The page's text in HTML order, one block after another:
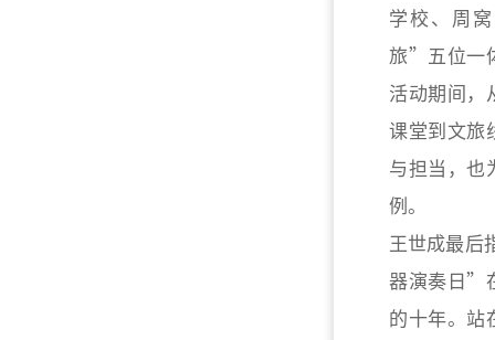
学校、周
旅”五位一
活动期间，
课堂到文旅
与担当，
例。
王世成最后
器演奏日”
的十年。站